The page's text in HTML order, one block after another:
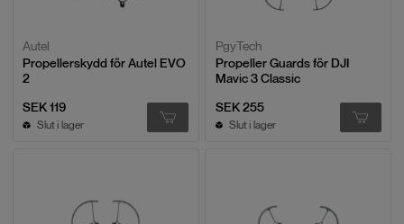
Autel
Propellerskydd för Autel EVO
2
SEK 119
Slut i lager
PgyTech
Propeller Guards för DJI
Mavic 3 Classic
SEK 255
Slut i lager